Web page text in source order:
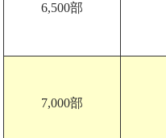
6,500部
7,000部